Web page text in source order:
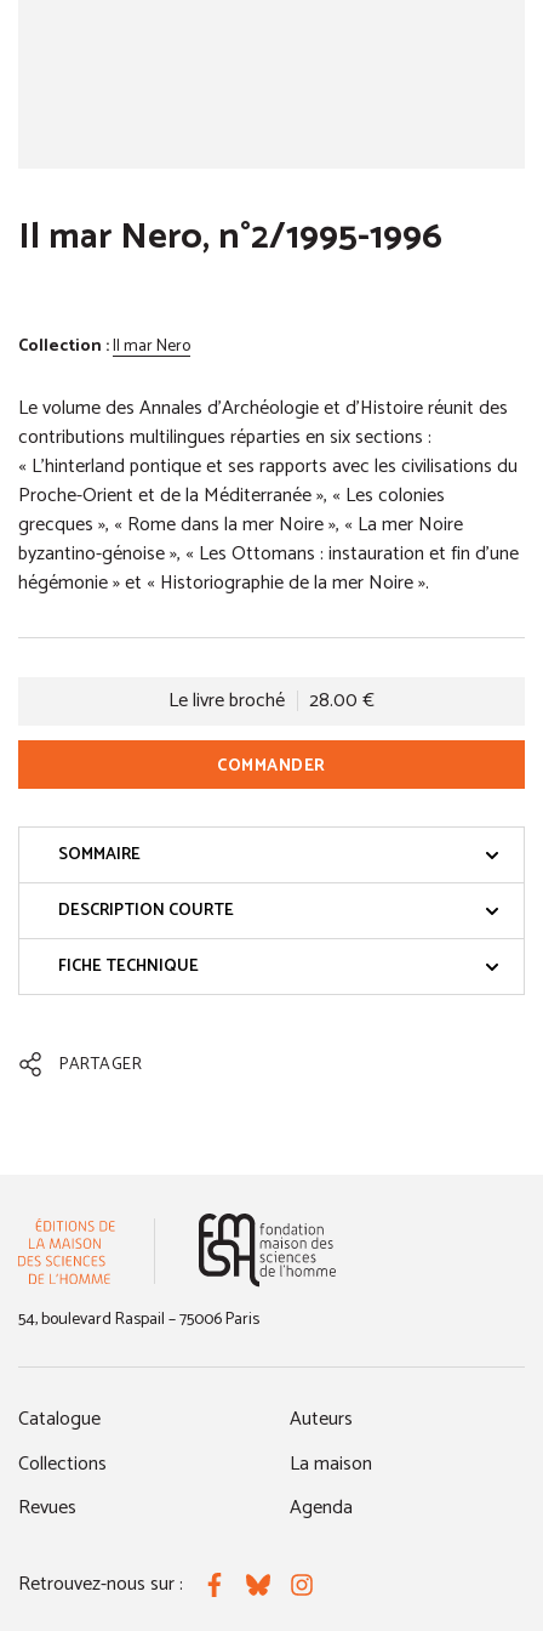
Il mar Nero, n°2/1995-1996
Collection :Il mar Nero
Le volume des Annales d’Archéologie et d’Histoire réunit des
contributions multilingues réparties en six sections :
« L’hinterland pontique et ses rapports avec les civilisations du
Proche-Orient et de la Méditerranée », « Les colonies
grecques », « Rome dans la mer Noire », « La mer Noire
byzantino-génoise », « Les Ottomans : instauration et fin d’une
hégémonie » et « Historiographie de la mer Noire ».
Le livre broché 28.00 €
COMMANDER
SOMMAIRE
DESCRIPTION COURTE
FICHE TECHNIQUE
PARTAGER
54, boulevard Raspail – 75006 Paris
Catalogue
Collections
Revues
Auteurs
La maison
Agenda
Retrouvez-nous sur : FacebookBlueskyInstagram